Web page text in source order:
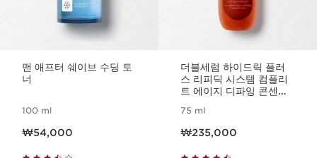
맨 애프터 쉐이브 수딩 토
너
100 ml
₩54,000
더블세럼 하이드릭 플러
스 리피딕 시스템 컴플리
트 에이지 디파잉 콘센트
75 ml
₩235,000